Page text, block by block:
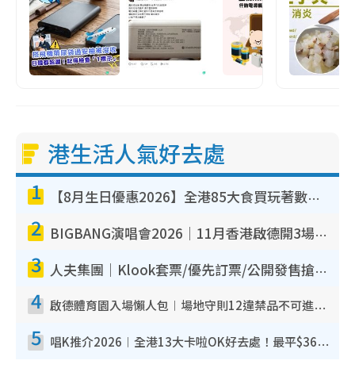
港生活人氣好去處
1 【8月生日優惠2026】全港85大食買玩著數攻略 自助餐/火鍋放題同行免費＋誠品/DONKI送現金券
2 BIGBANG演唱會2026｜11月香港啟德開3場！實名制VIP申請、優先購票攻略
3 人夫集團｜Klook套票/優先訂票/公開發售搶飛攻略！附票價.購票連結.場地座位表
4 啟德體育園入場懶人包︱場地守則12違禁品不可進場准帶細水樽但全場禁樽蓋！應援牌有限制！
5 唱K推介2026︱全港13大卡啦OK好去處！最平$36起 日文K都有！(附地址+收費詳情)